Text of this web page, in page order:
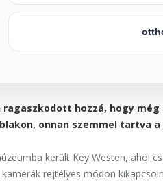
ragaszkodott hozzá, hogy
onnan szemmel tartva
került Key Westen, ahol
rejtélyes módon